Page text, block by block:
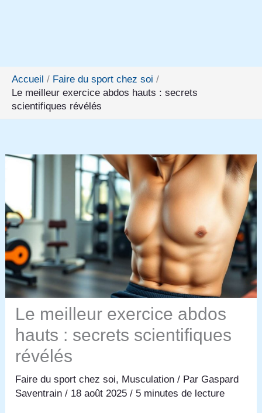
Accueil
Faire du sport chez soi
Le meilleur exercice abdos hauts : secrets
scientifiques révélés
Le meilleur exercice abdos
hauts : secrets scientifiques
révélés
Faire du sport chez soi, Musculation / ParGaspard
Saventrain/ 18 août 2025/ 5 minutes de lecture